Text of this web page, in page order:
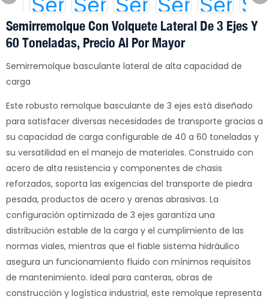
Semirremolque Con Volquete Lateral De 3 Ejes Y
60 Toneladas, Precio Al Por Mayor
Semirremolque basculante lateral de alta capacidad de
carga
Este robusto remolque basculante de 3 ejes está diseñado
para satisfacer diversas necesidades de transporte gracias a
su capacidad de carga configurable de 40 a 60 toneladas y
su versatilidad en el manejo de materiales. Construido con
acero de alta resistencia y componentes de chasis
reforzados, soporta las exigencias del transporte de piedra
pesada, productos de acero y arenas abrasivas. La
configuración optimizada de 3 ejes garantiza una
distribución estable de la carga y el cumplimiento de las
normas viales, mientras que el fiable sistema hidráulico
asegura un funcionamiento fluido con mínimos requisitos
de mantenimiento. Ideal para canteras, obras de
construcción y logística industrial, este remolque representa